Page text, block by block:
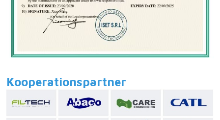
Kooperationspartner